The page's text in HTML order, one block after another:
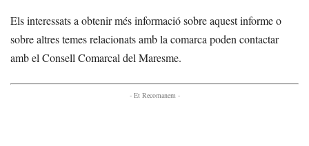
Els interessats a obtenir més informació sobre aquest informe o
sobre altres temes relacionats amb la comarca poden contactar
amb el Consell Comarcal del Maresme.
- Et Recomanem -